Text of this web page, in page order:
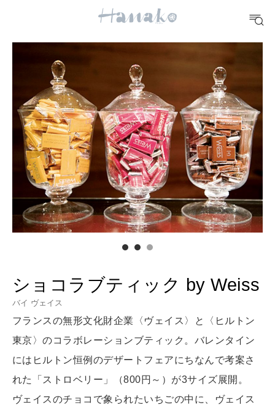
FOOD
TRAVEL
どこ行く？
FORTUNE
明日のわたし
[12星座別] Weekly Holoscope
[12星座別] Monthly Love Holoscope
算命学がわかる今月のあなた
HEALTH
LEARN
MAMA
ママもいろいろ
ショコラブティック by Weiss
バイ ヴェイス
フランスの無形文化財企業〈ヴェイス〉と〈ヒルトン
東京〉のコラボレーションブティック。バレンタイン
にはヒルトン恒例のデザートフェアにちなんで考案さ
れた「ストロベリー」（800円～）が3サイズ展開。
ヴェイスのチョコで象られたいちごの中に、ヴェイス